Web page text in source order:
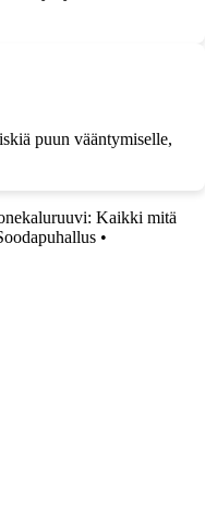
puun vääntymiselle,
Kaikki mitä
•